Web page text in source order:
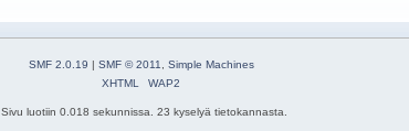
SMF 2.0.19 SMF © 2011, Simple Machines
XHTML
WAP2
Sivu luotiin 0.018 sekunnissa. 23 kyselyä tietokannasta.